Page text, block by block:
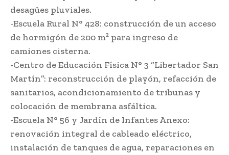
desagües pluviales.
-Escuela Rural N° 428: construcción de un acceso
de hormigón de 200 m² para ingreso de
camiones cisterna.
-Centro de Educación Física N° 3 “Libertador San
Martín”: reconstrucción de playón, refacción de
sanitarios, acondicionamiento de tribunas y
colocación de membrana asfáltica.
-Escuela N° 56 y Jardín de Infantes Anexo:
renovación integral de cableado eléctrico,
instalación de tanques de agua, reparaciones en